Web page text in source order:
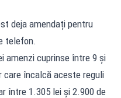
deja amendați pentru
telefon.
amenzi cuprinse între 9 și
care încalcă aceste reguli
între 1.305 lei și 2.900 de